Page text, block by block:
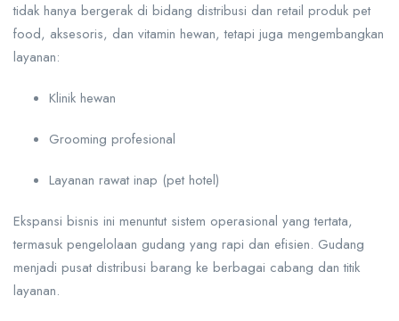
tidak hanya bergerak di bidang distribusi dan retail produk pet
food, aksesoris, dan vitamin hewan, tetapi juga mengembangkan
layanan:
Klinik hewan
Grooming profesional
Layanan rawat inap (pet hotel)
Ekspansi bisnis ini menuntut sistem operasional yang tertata,
termasuk pengelolaan gudang yang rapi dan efisien. Gudang
menjadi pusat distribusi barang ke berbagai cabang dan titik
layanan.